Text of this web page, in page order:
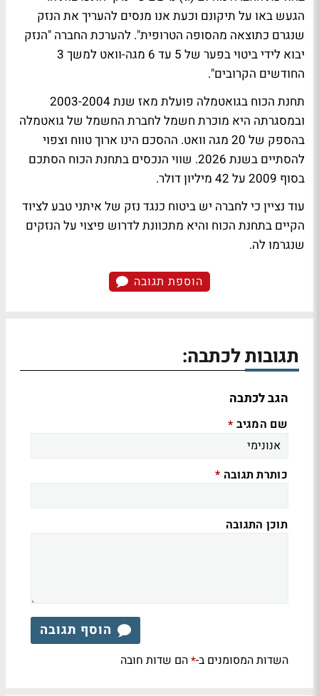
הגעש באו על תיקונם וכעת אנו מנסים להעריך את הנזק
שנגרם כתוצאה מהסופה הטרופית". להערכת החברה "הנזק
יבוא לידי ביטוי בפער של 5 עד 6 מגה-וואט למשך 3
החודשים הקרובים".
תחנת הכוח בגואטמלה פועלת מאז שנת 2003-2004
ובמסגרתה היא מוכרת חשמל לחברת החשמל של גואטמלה
בהספק של 20 מגה וואט. ההסכם הינו ארוך טווח וצפוי
להסתיים בשנת 2026. שווי הנכסים בתחנת הכוח הסתכם
בסוף 2009 על 42 מיליון דולר.
עוד נציין כי לחברה יש ביטוח כנגד נזק של איתני טבע לציוד
הקיים בתחנת הכוח והיא מתכוונת לדרוש פיצוי על הנזקים
שנגרמו לה.
הוספת תגובה
תגובות לכתבה:
הגב לכתבה
שם המגיב *
כותרת תגובה *
תוכן התגובה
הוסף תגובה
השדות המסומנים ב-*הם שדות חובה